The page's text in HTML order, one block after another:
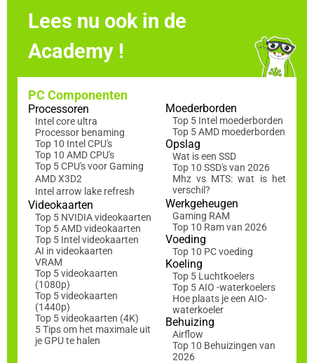
Lees nu ook in de
Academy !
PC Componenten
Processoren
Intel core ultra
Processor benaming
Top 10 Intel CPU's
Top 10 AMD CPU's
Top 5 CPU's voor Gaming
AMD X3D2
Intel arrow lake refresh
Videokaarten
Top 5 NVIDIA videokaarten
Top 5 AMD videokaarten
Top 5 Intel videokaarten
AI in videokaarten
VRAM
Top 5 videokaarten
(1080p)
Top 5 videokaarten
(1440p)
Top 5 videokaarten (4K)
5 Tips om het maximale uit
je GPU te halen
Moederborden
Top 5 Intel moederborden
Top 5 AMD moederborden
Opslag
Wat is een SSD
Top 10 SSD's van 2026
Mhz vs MTS: wat is het
verschil?
Werkgeheugen
Gaming RAM
Top 10 Ram van 2026
Voeding
Top 10 PC voeding
Koeling
Top 5 Luchtkoelers
Top 5 AIO -waterkoelers
Hoe plaats je een AIO-
waterkoeler
Behuizing
Airflow
Top 10 Behuizingen van
2026